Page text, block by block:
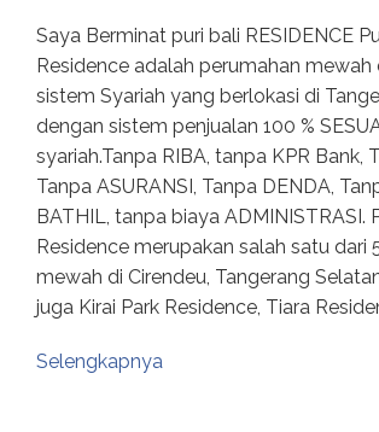
Saya Berminat puri bali RESIDENCE
Residence adalah perumahan mewah
sistem Syariah yang berlokasi di
dengan sistem penjualan 100 %
syariah.Tanpa RIBA, tanpa KPR Bank,
Tanpa ASURANSI, Tanpa DENDA,
BATHIL, tanpa biaya ADMINISTRASI.
Residence merupakan salah satu dari
mewah di Cirendeu, Tangerang
juga Kirai Park Residence, Tiara
Selengkapnya